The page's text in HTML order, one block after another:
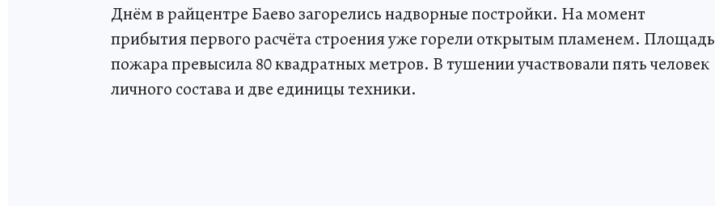
Днём в райцентре Баево загорелись надворные постройки. На момент
прибытия первого расчёта строения уже горели открытым пламенем. Площадь
пожара превысила 80 квадратных метров. В тушении участвовали пять человек
личного состава и две единицы техники.